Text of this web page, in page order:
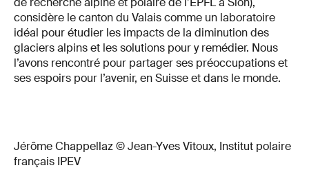
considère le canton du Valais comme un laboratoire
idéal pour étudier les impacts de la diminution des
glaciers alpins et les solutions pour y remédier. Nous
l’avons rencontré pour partager ses préoccupations et
ses espoirs pour l’avenir, en Suisse et dans le monde.
Jérôme Chappellaz © Jean-Yves Vitoux, Institut polaire
français IPEV